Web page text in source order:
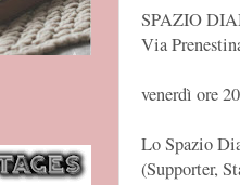
SPAZIO
Via
venerdì ore
Lo Spazio
(Supporter,